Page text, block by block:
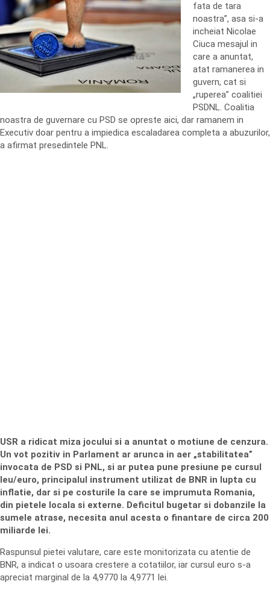
fata de tara
noastra”, asa si-a
incheiat Nicolae
Ciuca mesajul in
care a anuntat,
atat ramanerea in
guvern, cat si
„ruperea” coalitiei
PSDNL. Coalitia
noastra de guvernare cu PSD se opreste aici, dar ramanem in
Executiv doar pentru a impiedica escaladarea completa a abuzurilor,
a afirmat presedintele PNL.
USR a ridicat miza jocului si a anuntat o motiune de cenzura.
Un vot pozitiv in Parlament ar arunca in aer „stabilitatea”
invocata de PSD si PNL, si ar putea pune presiune pe cursul
leu/euro, principalul instrument utilizat de BNR in lupta cu
inflatie, dar si pe costurile la care se imprumuta Romania,
din pietele locala si externe. Deficitul bugetar si dobanzile la
sumele atrase, necesita anul acesta o finantare de circa 200
miliarde lei.
Raspunsul pietei valutare, care este monitorizata cu atentie de
BNR, a indicat o usoara crestere a cotatiilor, iar cursul euro s-a
apreciat marginal de la 4,9770 la 4,9771 lei.